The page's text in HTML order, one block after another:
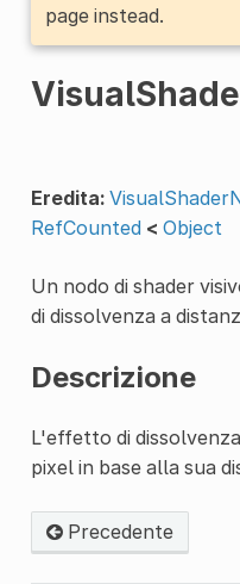
page instead.
Eredita:
RefCounted < Object
Un nodo di shader
di dissolvenza a
Descrizione
L'effetto di
pixel in base alla sua
Precedente